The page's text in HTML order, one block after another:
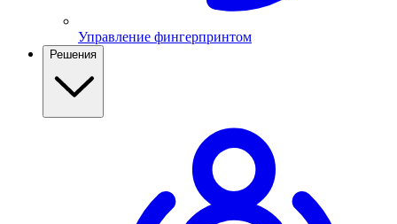
Управление фингерпринтом
Решения